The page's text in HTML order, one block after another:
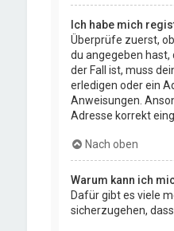
Ich habe mich
Überprüfe zuerst,
du angegeben hast,
der Fall ist, muss
erledigen oder ein
Anweisungen.
Adresse korrekt
Nach oben
Warum kann ich
Dafür gibt es viele
sicherzugehen,